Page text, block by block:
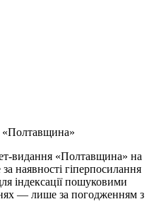
«Полтавщина»
видання «Полтавщина» на
наявності гіперпосилання
індексації пошуковими
— лише за погодженням з